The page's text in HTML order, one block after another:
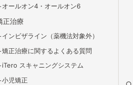
オールオン4・オールオン6
正治療
インビザライン（薬機法対象外）
矯正治療に関するよくある質問
iTero スキャニングシステム
小児矯正